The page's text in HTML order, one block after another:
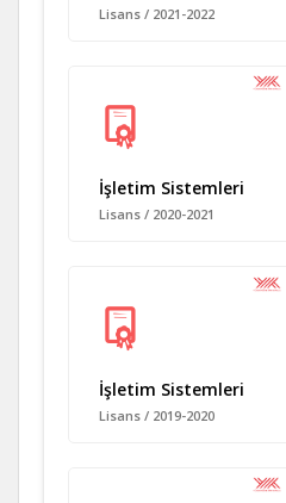
Lisans / 2021-2022
İşletim Sistemleri
Lisans / 2020-2021
İşletim Sistemleri
Lisans / 2019-2020